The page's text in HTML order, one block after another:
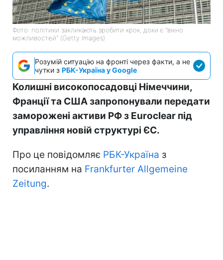
Фото: політики закликають зробити крок, доки є "вікно
можливостей" (Getty Images)
Розумій ситуацію на фронті через факти, а не
чутки з РБК-Україна у Google
Колишні високопосадовці Німеччини,
Франції та США запропонували передати
заморожені активи РФ з Euroclear під
управління новій структурі ЄС.
Про це повідомляє РБК-Україна з
посиланням на Frankfurter Allgemeine
Zeitung.